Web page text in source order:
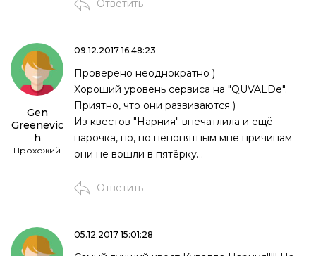
Ответить
Gen
Greenevic
h
Прохожий
09.12.2017 16:48:23
Проверено неоднократно )
Хороший уровень сервиса на "QUVALDe".
Приятно, что они развиваются )
Из квестов "Нарния" впечатлила и ещё
парочка, но, по непонятным мне причинам
они не вошли в пятёрку...
Ответить
05.12.2017 15:01:28